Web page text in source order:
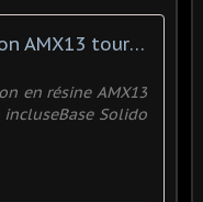
Kit conversion AMX13 tourelle Chaffee base Solido
en résine AMX13
Solido